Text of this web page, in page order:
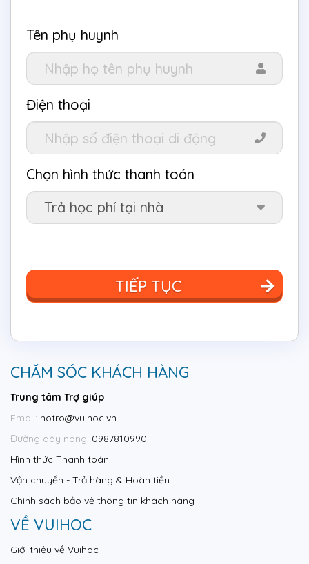
Tên phụ huynh
Điện thoại
Chọn hình thức thanh toán
TIẾP TỤC
CHĂM SÓC KHÁCH HÀNG
Trung tâm Trợ giúp
Email: hotro@vuihoc.vn
Đường dây nóng: 0987810990
Hình thức Thanh toán
Vận chuyển - Trả hàng & Hoàn tiền
Chính sách bảo vệ thông tin khách hàng
VỀ VUIHOC
Giới thiệu về Vuihoc